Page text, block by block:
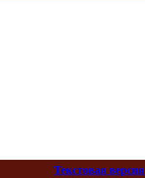
Текстовая версия